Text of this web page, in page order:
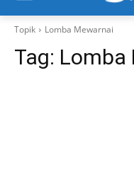
Topik Lomba Mewarnai
Tag: Lomba